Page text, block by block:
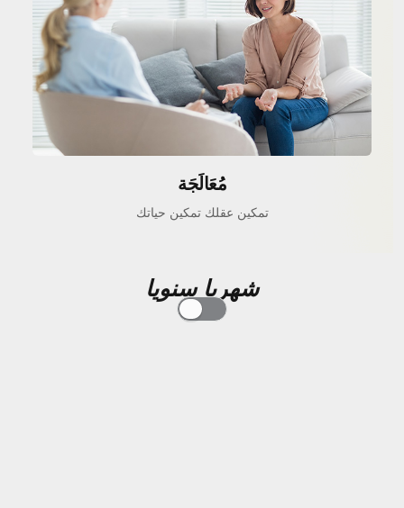
مُعَالَجَة
تمكين عقلك تمكين حياتك
شهريا سنويا